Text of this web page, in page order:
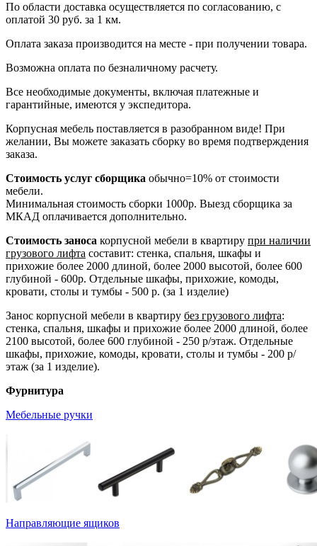
По области доставка осуществляется по согласованию, с
оплатой 30 руб. за 1 км.
Оплата заказа производится на месте - при получении товара.
Возможна оплата по безналичному расчету.
Все необходимые документы, включая платежные и
гарантийные, имеются у экспедитора.
Корпусная мебель поставляется в разобранном виде! При
желании, Вы можете заказать сборку во время подтверждения
заказа.
Стоимость услуг сборщика обычно=10% от стоимости
мебели.
Минимальная стоимость сборки 1000р. Выезд сборщика за
МКАД оплачивается дополнительно.
Стоимость заноса корпусной мебели в квартиру при наличии
грузового лифта составит: стенка, спальня, шкафы и
прихожие более 2000 длиной, более 2000 высотой, более 600
глубиной - 600р. Отдельные шкафы, прихожие, комоды,
кровати, столы и тумбы - 500 р. (за 1 изделие)
Занос корпусной мебели в квартиру без грузового лифта:
стенка, спальня, шкафы и прихожие более 2000 длиной, более
2100 высотой, более 600 глубиной - 250 р/этаж. Отдельные
шкафы, прихожие, комоды, кровати, столы и тумбы - 200 р/
этаж (за 1 изделие).
Фурнитура
Мебельные ручки
Направляющие ящиков